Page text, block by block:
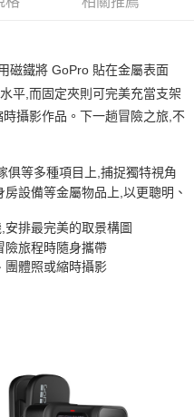
磁鐵將 GoPro 貼在金屬表面
平,而固定夾則可完美充當支架
攝影作品。下一趟冒險之旅,不
俱等多種項目上,捕捉獨特視角
設備等金屬物品上,以更聰明、
排最完美的取景構圖
險旅程時隨身攜帶
團體照或縮時攝影